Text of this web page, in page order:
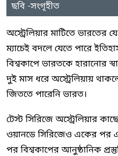
ছবি -সংগৃহীত
অস্ট্রেলিয়ার মাটিতে ভারতের
ম্যাচেই বদলে যেতে পারে
বিশ্বকাপে ভারতকে হারানোর
দুই মাস ধরে অস্ট্রেলিয়ায়
জিততে পারেনি ভারত।
টেস্ট সিরিজে অস্ট্রেলিয়ার
ওয়ানডে সিরিজেও একের পর
পর বিশ্বকাপের আনুষ্ঠানিক